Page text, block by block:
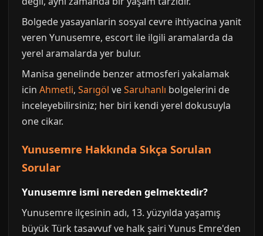
Bolgede yasayanlarin sosyal cevre ihtiyacina yanit
veren Yunusemre, escort ile ilgili aramalarda da
yerel aramalarda yer bulur.
Manisa genelinde benzer atmosferi yakalamak
icin Ahmetli, Sarıgöl veSaruhanlı bolgelerini de
inceleyebilirsiniz; her biri kendi yerel dokusuyla
one cikar.
Yunusemre Hakkında Sıkça Sorulan
Sorular
Yunusemre ismi nereden gelmektedir?
Yunusemre ilçesinin adı, 13. yüzyılda yaşamış
büyük Türk tasavvuf ve halk şairi Yunus Emre'den